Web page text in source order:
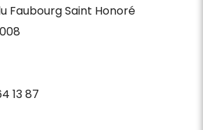
Faubourg Saint Honoré
13 87